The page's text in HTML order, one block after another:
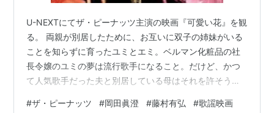
U-NEXTにてザ・ピーナッツ主演の映画『可愛い花』を観
る。 両親が別居したために、お互いに双子の姉妹がいる
ことを知らずに育ったユミとエミ。ベルマン化粧品の社
長令嬢のユミの夢は流行歌手になること。だけど、かつ
て人気歌手だった夫と別居している母はそれを許そうと
われてミサイルレコードのテストを受けに来るが、ディ
#ザ・ピーナッツ #岡田眞澄 #藤村有弘 #歌謡映画